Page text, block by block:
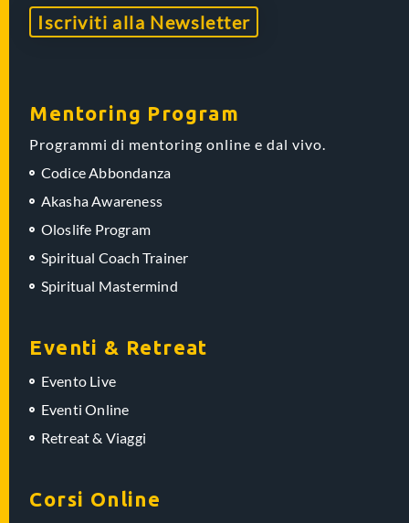
Iscriviti alla Newsletter
Mentoring Program
Programmi di mentoring online e dal vivo.
Codice Abbondanza
Akasha Awareness
Oloslife Program
Spiritual Coach Trainer
Spiritual Mastermind
Eventi & Retreat
Evento Live
Eventi Online
Retreat & Viaggi
Corsi Online